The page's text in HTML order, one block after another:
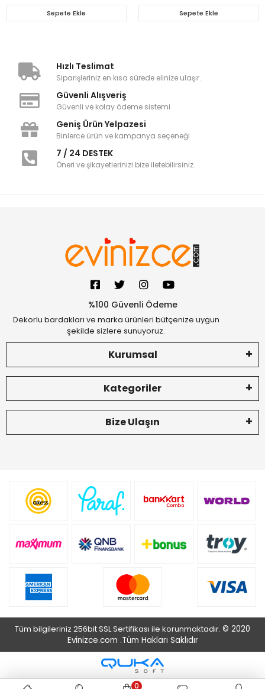
Sepete Ekle Sepete Ekle
Hızlı Teslimat
Siparişleriniz en kısa sürede elinize ulaşır.
Güvenli Alışveriş
Güvenli ve kolay ödeme sistemi
Geniş Ürün Yelpazesi
Binlerce ürün ve kampanya seçeneği
7 / 24 DESTEK
Öneri ve şikayetlerinizi bize iletebilirsiniz.
%100 Güvenli Ödeme
Dekorlu bardakları ve marka ürünleri bütçenize uygun
şekilde sizlere sunuyoruz.
Kurumsal
Kategoriler
Bize Ulaşın
Tüm bilgileriniz 256bit SSL Sertifikası ile korunmaktadır. © 2020
Evinizce.com .Tüm Hakları Saklıdır
0